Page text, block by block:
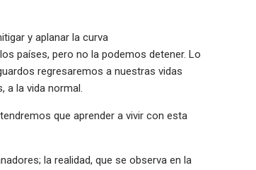
y aplanar la curva
países, pero no la podemos detener. Lo
regresaremos a nuestras vidas
a la vida normal.
que aprender a vivir con esta
la realidad, que se observa en la